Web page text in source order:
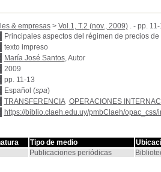
& empresas> Vol.1, T.2 (nov., 2009). - pp. 11-
Principales aspectos del régimen de precios
texto impreso
María José Santos, Autor
2009
pp. 11-13
Español (spa)
TRANSFERENCIA OPERACIONES
https://biblio.claeh.edu.uy/pmbClaeh/
Tipo de medio
Publicaciones periódicas